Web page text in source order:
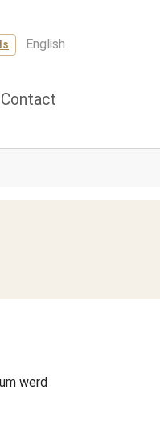
English
for "Nieuws"
Contact
werd